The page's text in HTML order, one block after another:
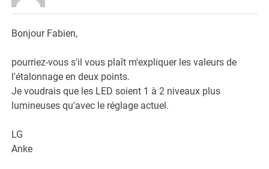
Bonjour Fabien,
pourriez-vous s'il vous plaît m'expliquer les valeurs de
l'étalonnage en deux points.
Je voudrais que les LED soient 1 à 2 niveaux plus
lumineuses qu'avec le réglage actuel.
LG
Anke